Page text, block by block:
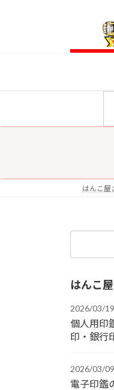
ス
ン
はんこ屋
はんこ
2026/03/19
個人用印
印・銀行
2026/03/09
電子印鑑